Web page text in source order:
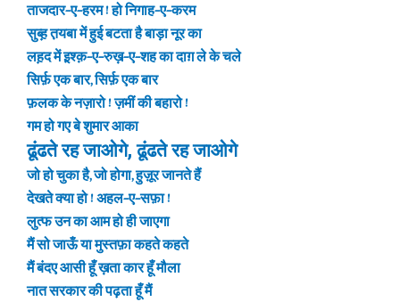
ताजदार-ए-हरम ! हो निगाह-ए-करम
सुब्ह़ त़यबा में हुई बटता है बाड़ा नूर का
लह़द में इ़श्क़-ए-रुख़-ए-शह का दाग़ ले के चले
सिर्फ़ एक बार, सिर्फ़ एक बार
फ़लक के नज़ारो ! ज़मीं की बहारो !
गम हो गए बे शुमार आका
ढूंढते रह जाओगे, ढूंढते रह जाओगे
जो हो चुका है, जो होगा, हुज़ूर जानते हैं
देखते क्या हो ! अहल-ए-सफ़ा !
लुत्फ उन का आम हो ही जाएगा
मैं सो जाऊँ या मुस्तफ़ा कहते कहते
मैं बंदए आसी हूँ ख़ता कार हूँ मौला
नात सरकार की पढ़ता हूँ मैं